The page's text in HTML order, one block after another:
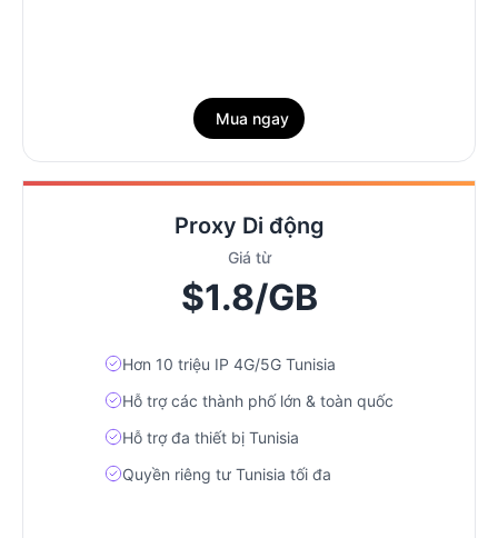
Mua ngay
Proxy Di động
Giá từ
$1.8/GB
Hơn 10 triệu IP 4G/5G Tunisia
Hỗ trợ các thành phố lớn & toàn quốc
Hỗ trợ đa thiết bị Tunisia
Quyền riêng tư Tunisia tối đa